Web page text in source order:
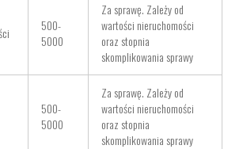
500-
5000
Za sprawę. Zależy od
wartości nieruchomości
oraz stopnia
skomplikowania sprawy
500-
5000
Za sprawę. Zależy od
wartości nieruchomości
oraz stopnia
skomplikowania sprawy